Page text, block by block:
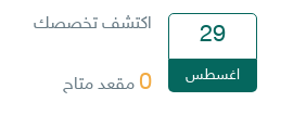
29
اغسطس
اكتشف تخصصك
0 مقعد متاح